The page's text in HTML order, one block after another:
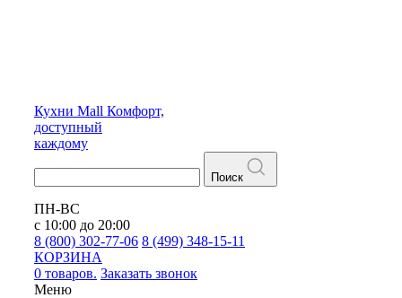
Кухни Mall Комфорт,
доступный
каждому
Поиск
ПН-ВС
с 10:00 до 20:00
8 (800) 302-77-06 8 (499) 348-15-11
КОРЗИНА
0 товаров. Заказать звонок
Меню